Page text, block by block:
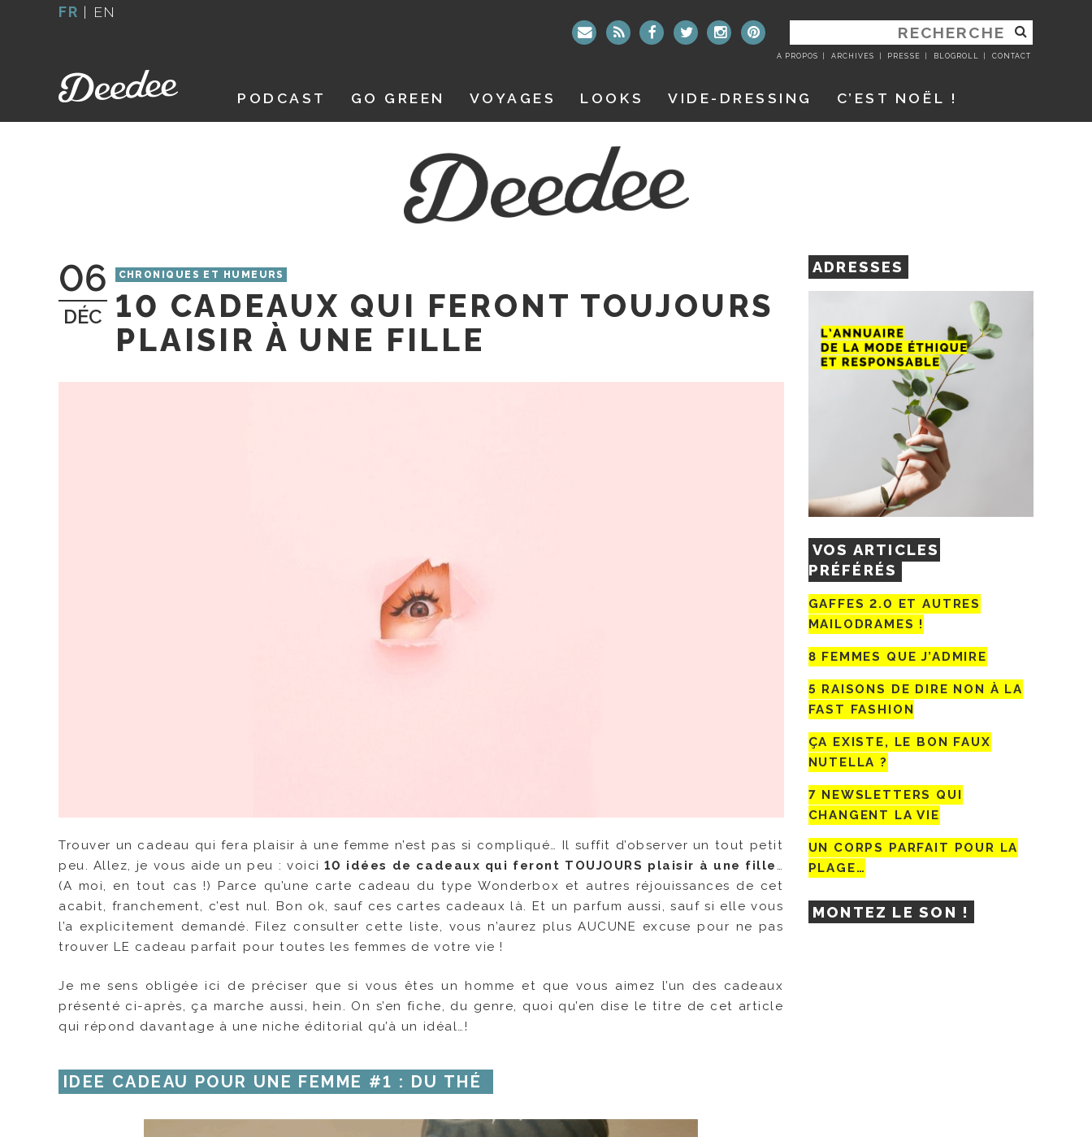
FR | EN
RECHERCHER
:
A PROPOS ARCHIVES PRESSE BLOGROLL CONTACT
PODCAST GO GREEN VOYAGES LOOKS VIDE-DRESSING C’EST NOËL !
06
DÉC
CHRONIQUES ET HUMEURS
10 CADEAUX QUI FERONT TOUJOURS
PLAISIR À UNE FILLE
Trouver un cadeau qui fera plaisir à une femme n’est pas si compliqué… Il suffit d’observer un tout petit
peu. Allez, je vous aide un peu : voici10 idées de cadeaux qui feront TOUJOURS plaisir à une fille …
(A moi, en tout cas !) Parce qu’une carte cadeau du type Wonderbox et autres réjouissances de cet
acabit, franchement, c’est nul. Bon ok, sauf ces cartes cadeaux là. Et un parfum aussi, sauf si elle vous
l’a explicitement demandé. Filez consulter cette liste, vous n’aurez plus AUCUNE excuse pour ne pas
trouver LE cadeau parfait pour toutes les femmes de votre vie !
Je me sens obligée ici de préciser que si vous êtes un homme et que vous aimez l’un des cadeaux
présenté ci-après, ça marche aussi, hein. On s’en fiche, du genre, quoi qu’en dise le titre de cet article
qui répond davantage à une niche éditorial qu’à un idéal…!
IDEE CADEAU POUR UNE FEMME #1 : DU THÉ
ADRESSES
VOS ARTICLES
PRÉFÉRÉS
GAFFES 2.0 ET AUTRES
MAILODRAMES !
8 FEMMES QUE J’ADMIRE
5 RAISONS DE DIRE NON À LA
FAST FASHION
ÇA EXISTE, LE BON FAUX
NUTELLA ?
7 NEWSLETTERS QUI
CHANGENT LA VIE
UN CORPS PARFAIT POUR LA
PLAGE…
MONTEZ LE SON !